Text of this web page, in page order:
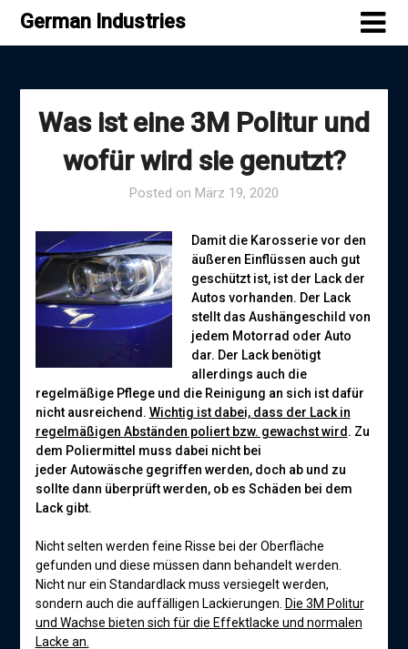
SkipGerman Industries
Was ist eine 3M Politur und
wofür wird sie genutzt?
Posted on März 19, 2020
Damit die Karosserie vor den
äußeren Einflüssen auch gut
geschützt ist, ist der Lack der
Autos vorhanden. Der Lack
stellt das Aushängeschild von
jedem Motorrad oder Auto
dar. Der Lack benötigt
allerdings auch die
regelmäßige Pflege und die Reinigung an sich ist dafür
nicht ausreichend. Wichtig ist dabei, dass der Lack in
regelmäßigen Abständen poliert bzw. gewachst wird . Zu
dem Poliermittel muss dabei nicht bei
jeder Autowäsche gegriffen werden, doch ab und zu
sollte dann überprüft werden, ob es Schäden bei dem
Lack gibt.
Nicht selten werden feine Risse bei der Oberfläche
gefunden und diese müssen dann behandelt werden.
Nicht nur ein Standardlack muss versiegelt werden,
sondern auch die auffälligen Lackierungen. Die 3M Politur
und Wachse bieten sich für die Effektlacke und normalen
Lacke an.